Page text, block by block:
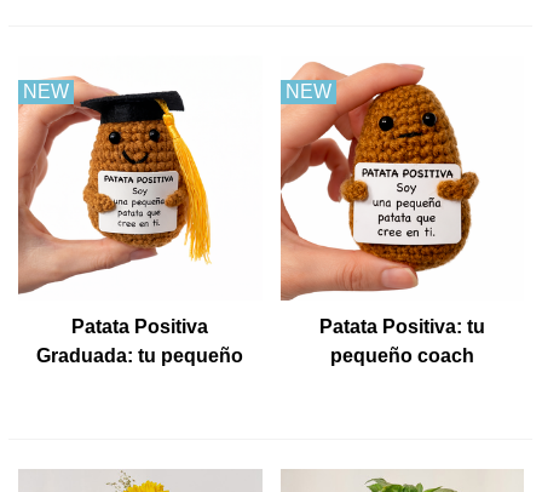
NEW
Patata Positiva
Graduada: tu pequeño
NEW
Patata Positiva: tu
pequeño coach